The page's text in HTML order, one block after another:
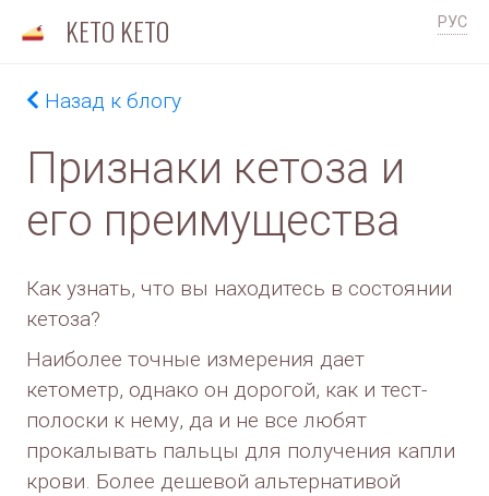
KETO KETO РУС
Назад к блогу
Признаки кетоза и
его преимущества
Как узнать, что вы находитесь в состоянии
кетоза?
Наиболее точные измерения дает
кетометр, однако он дорогой, как и тест-
полоски к нему, да и не все любят
прокалывать пальцы для получения капли
крови. Более дешевой альтернативой